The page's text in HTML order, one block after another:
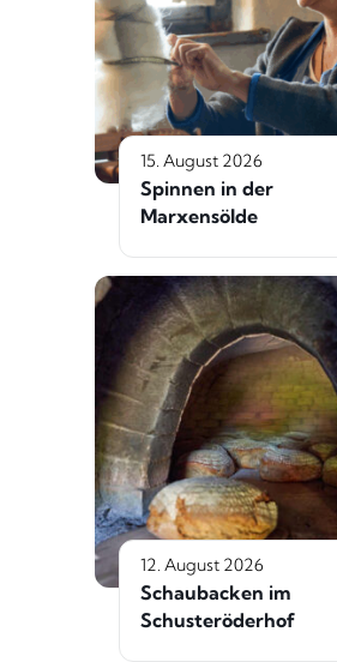
15. August 2026
Spinnen in der
Marxensölde
12. August 2026
Schaubacken im
Schusteröderhof